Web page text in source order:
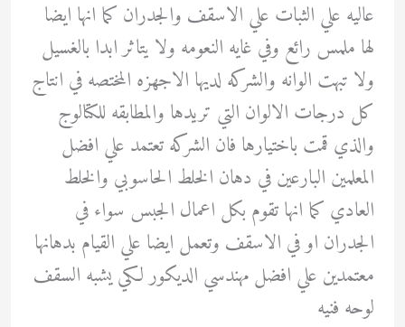
عاليه علي الثبات علي الاسقف والجدران كما انها ايضا
لها ملمس رائع وفي غايه النعومه ولا يتاثر ابدا بالغسيل
ولا تبهت الوانه والشركه لديها الاجهزه المختصه في انتاج
كل درجات الالوان التي تريدها والمطابقه للكتالوج
والذي قمت باختيارها فان الشركه تعتمد علي افضل
المعلمين البارعين في دهان الخلط الحاسوبي والخلط
العادي كما انها تقوم بكل اعمال الجبس سواء في
الجدران او في الاسقف وتعمل ايضا علي القيام بدهانها
معتمدين علي افضل مهندسي الديكور لكي يشبه السقف
لوحه فنيه